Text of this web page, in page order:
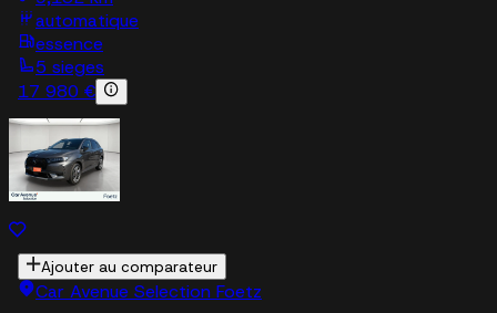
automatique
essence
5 sieges
17 980 €
Ajouter au comparateur
Car Avenue Selection Foetz